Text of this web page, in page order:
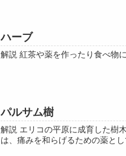
ハーブ
解説 紅茶や薬を作ったり食べ物
パルサム樹
解説 エリコの平原に成育した樹
は、痛みを和らげるための薬とし